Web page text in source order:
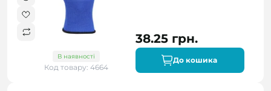
В наявності
Код товару: 4664
38.25 грн.
До кошика